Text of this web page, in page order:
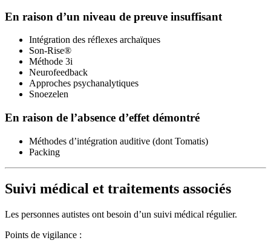
En raison d’un niveau de preuve insuffisant
Intégration des réflexes archaïques
Son-Rise®
Méthode 3i
Neurofeedback
Approches psychanalytiques
Snoezelen
En raison de l’absence d’effet démontré
Méthodes d’intégration auditive (dont Tomatis)
Packing
Suivi médical et traitements associés
Les personnes autistes ont besoin d’un suivi médical régulier.
Points de vigilance :